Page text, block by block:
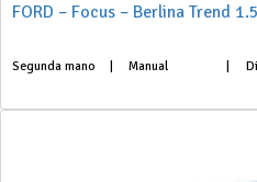
FORD – Focus – Berlina Trend
Segunda mano Manual